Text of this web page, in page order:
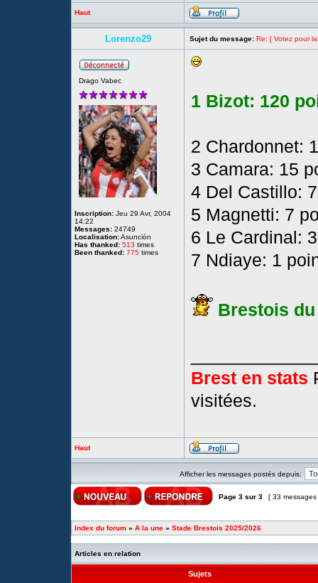
Haut
Lorenzo29 Sujet du message: Re: [ Votez pour
Drago Vabec
Inscription: Jeu 29 Avr, 2004
14:22
Messages: 24749
Localisation:Asunciòn
Has thanked: 513 times
Been thanked: 775 times
1 Bizot: 120
2 Chardonnet:
3 Camara: 15
4 Del Castillo:
5 Magnetti: 7
6 Le Cardinal:
7 Ndiaye: 1
Brestois
Brest en stats
visitées.
Haut
Afficher les messages postés depuis:
Page 3 sur 3 [ 33
Index du forum » A la une » Stade Brestois 2025/2026
Articles en relation
Sujets